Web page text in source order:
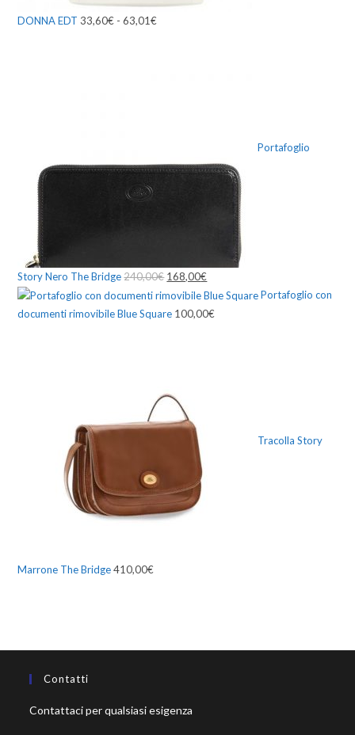
DONNA EDT 33,60€ - 63,01€
Portafoglio
Story Nero The Bridge 240,00€ 168,00€
Portafoglio con
documenti rimovibile Blue Square 100,00€
Tracolla Story
Marrone The Bridge 410,00€
Contatti
Contattaci per qualsiasi esigenza